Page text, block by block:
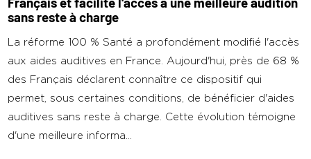
Français et facilite l'accès à une meilleure audition
sans reste à charge
La réforme 100 % Santé a profondément modifié l'accès
aux aides auditives en France. Aujourd'hui, près de 68 %
des Français déclarent connaître ce dispositif qui
permet, sous certaines conditions, de bénéficier d'aides
auditives sans reste à charge. Cette évolution témoigne
d'une meilleure informa...